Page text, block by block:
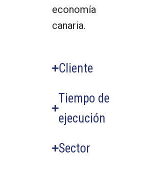
economía
canaria.
Cliente
Tiempo de
ejecución
Sector